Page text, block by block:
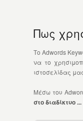
Πως
Το Adwords
να το
ιστοσελίδας
Μέσω του
στο διαδίκτυο ...